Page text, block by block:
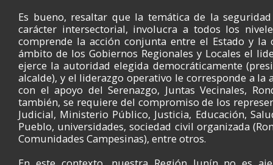
Es bueno, resaltar que la temática de la
carácter intersectorial, involucra a todos los
comprende la acción conjunta entre el Estado y la
ámbito de los Gobiernos Regionales y Locales el
ejerce la autoridad elegida democráticamente
alcalde), y el liderazgo operativo le corresponde a
con el apoyo del Serenazgo, Juntas Vecinales,
también, se requiere del compromiso de los
Judicial, Ministerio Público, Justicia, Educación,
Pueblo, universidades, sociedad civil organizada
Comunidades Campesinas), entre otros.